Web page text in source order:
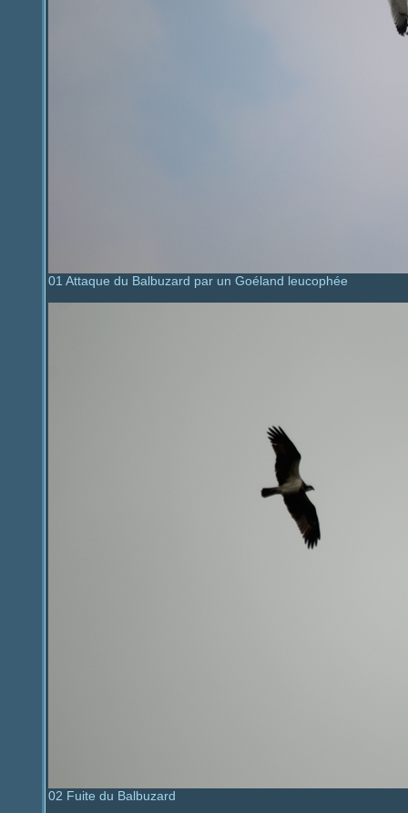
01 Attaque du Balbuzard par un Goéland leucophée
02 Fuite du Balbuzard